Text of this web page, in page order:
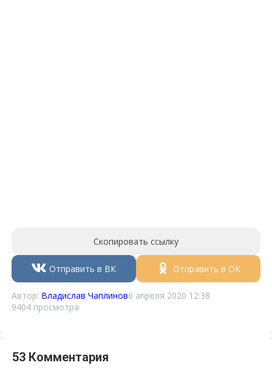
Скопировать ссылку
Отправить в ВК Отправить в ОК
Автор: Владислав Чаплинов6 апреля 2020 12:38
9404 просмотра
53 Комментария